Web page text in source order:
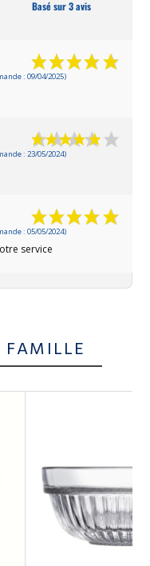
Basé sur 3 avis
: 09/04/2025)
: 23/05/2024)
: 05/05/2024)
service